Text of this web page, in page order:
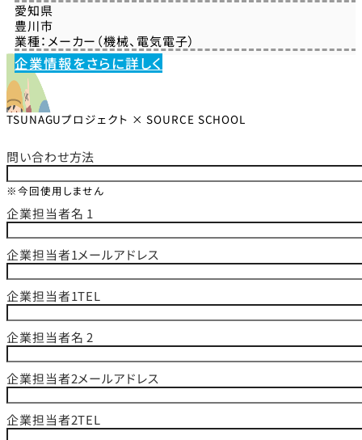
愛知県
豊川市
業種： メーカー（機械、電気電子）
企業情報をさらに詳しく
TSUNAGUプロジェクト × SOURCE SCHOOL
問い合わせ方法
※今回使用しません
企業担当者名 1
企業担当者1メールアドレス
企業担当者1TEL
企業担当者名 2
企業担当者2メールアドレス
企業担当者2TEL